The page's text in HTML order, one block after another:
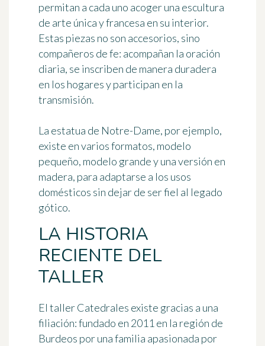
permitan a cada uno acoger una escultura
de arte única y francesa en su interior.
Estas piezas no son accesorios, sino
compañeros de fe: acompañan la oración
diaria, se inscriben de manera duradera
en los hogares y participan en la
transmisión.
La estatua de Notre-Dame, por ejemplo,
existe en varios formatos, modelo
pequeño, modelo grande y una versión en
madera, para adaptarse a los usos
domésticos sin dejar de ser fiel al legado
gótico.
LA HISTORIA
RECIENTE DEL
TALLER
El taller Catedrales existe gracias a una
filiación: fundado en 2011 en la región de
Burdeos por una familia apasionada por